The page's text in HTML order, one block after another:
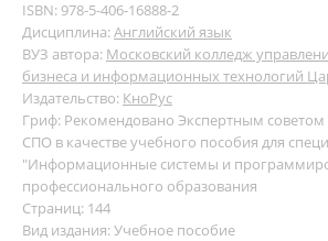
ISBN: 978-5-406-16888-2
Дисциплина:Английский язык
ВУЗ автора: Московский колледж
бизнеса и информационных технологий
Издательство: КноРус
Гриф: Рекомендовано Экспертным
СПО в качестве учебного пособия для
"Информационные системы и
профессионального образования
Страниц: 144
Вид издания: Учебное пособие